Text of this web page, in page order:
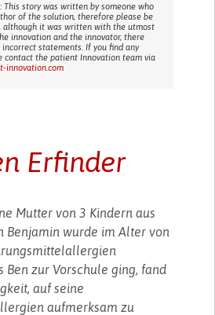
This story was written by someone who
of the solution, therefore please be
although it was written with the utmost
innovation and the innovator, there
incorrect statements. If you find any
contact the patient Innovation team via
innovation.com
Erfinder
Mutter von 3 Kindern aus
Benjamin wurde im Alter von
Ben zur Vorschule ging, fand
auf seine
aufmerksam zu